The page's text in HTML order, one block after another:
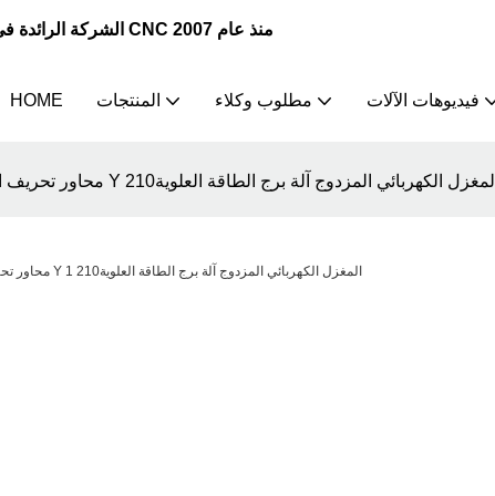
JSWAY | الشركة الرائدة في تصنيع وتوريد مخارط CNC منذ عام 2007
HOME المنتجات مطلوب وكلاء فيديوهات الآلات
JSWAY WU800 6 محاور تحريف المحور Y المغزل الكهربائي المزدوج آلة برج الطاقة العلوية210